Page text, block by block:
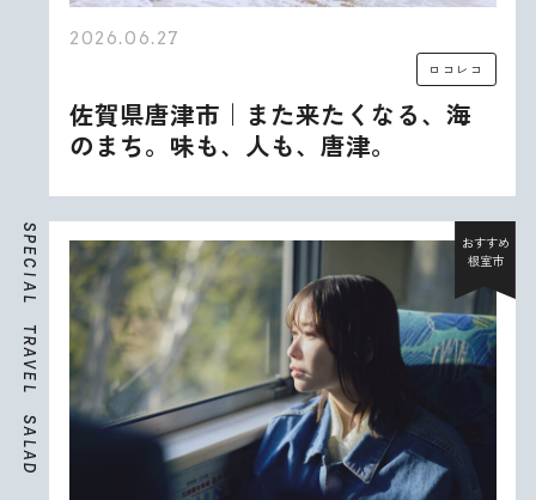
2026.06.27
ロコレコ
佐賀県唐津市｜また来たくなる、海
のまち。味も、人も、唐津。
S
P
E
C
I
A
L
T
R
A
V
E
L
S
A
L
A
D
おすすめ
根室市